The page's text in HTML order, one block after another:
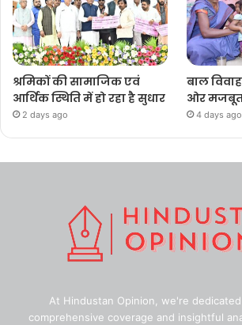
श्रमिकों की सामाजिक एवं
आर्थिक स्थिति में हो रहा है सुधार
2 days ago
बाल
ओर
4 days ago
At Hindustan Opinion, we're
comprehensive coverage and insightful